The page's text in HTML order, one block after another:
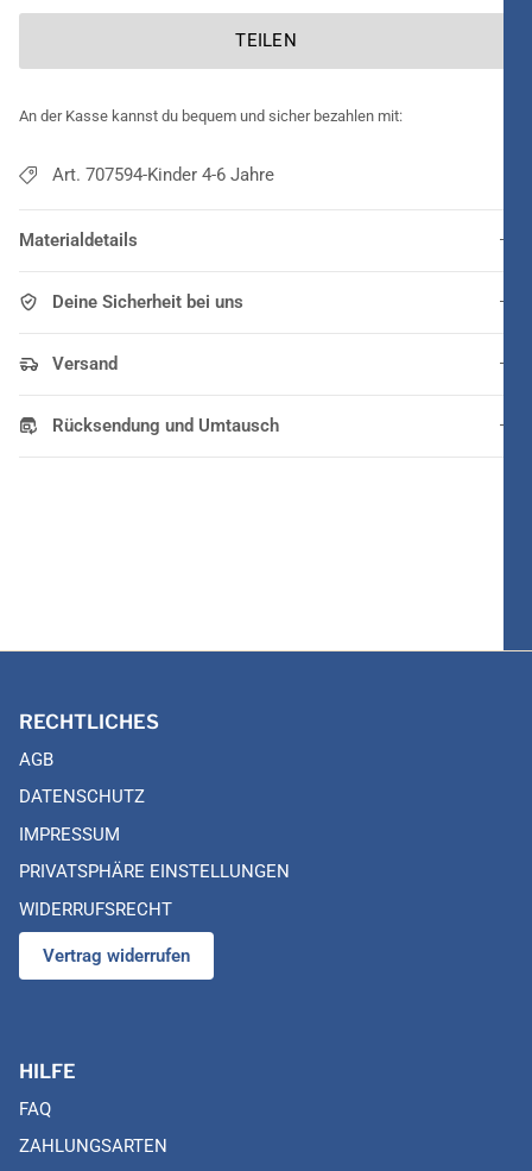
TEILEN
An der Kasse kannst du bequem und sicher bezahlen mit:
Art. 707594-Kinder 4-6 Jahre
Materialdetails
Deine Sicherheit bei uns
Versand
Rücksendung und Umtausch
RECHTLICHES
AGB
DATENSCHUTZ
IMPRESSUM
PRIVATSPHÄRE EINSTELLUNGEN
WIDERRUFSRECHT
Vertrag widerrufen
HILFE
FAQ
ZAHLUNGSARTEN